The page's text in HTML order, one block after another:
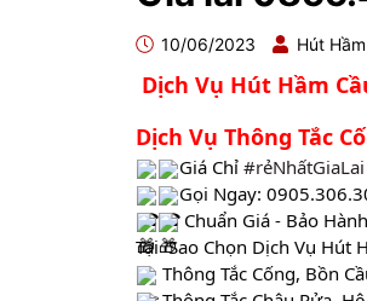
10/06/2023 Hút
Dịch Vụ Hút Hầm
Dịch Vụ Thông Tắc
Giá Chỉ #rẻNhấtGiaLai
Gọi Ngay:
Chuẩn Giá - Bảo
Tại  Sao Chọn Dịch Vụ Hút
Thông Tắc Cống, Bồn